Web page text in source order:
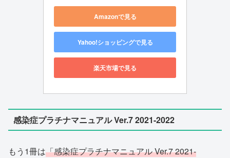
Amazonで見る
Yahoo!ショッピングで見る
楽天市場で見る
感染症プラチナマニュアル Ver.7 2021-2022
もう1冊は「感染症プラチナマニュアル Ver.7 2021-